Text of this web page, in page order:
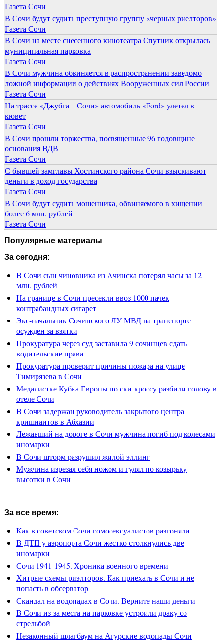
Газета Сочи
В Сочи будут судить преступную группу «черных риелторов»
Газета Сочи
В Сочи на месте снесенного кинотеатра Спутник открылась
муниципальная парковка
Газета Сочи
В Сочи мужчина обвиняется в распространении заведомо
ложной информации о действиях Вооруженных сил России
Газета Сочи
На трассе «Джубга – Сочи» автомобиль «Ford» улетел в
кювет
Газета Сочи
В Сочи прошли торжества, посвященные 96 годовщине
основания ВДВ
Газета Сочи
С бывшей замглавы Хостинского района Сочи взыскивают
деньги в доход государства
Газета Сочи
В Сочи будут судить мошенника, обвиняемого в хищении
более 6 млн. рублей
Газета Сочи
Популярные материалы
За сегодня:
В Сочи сын чиновника из Ачинска потерял часы за 12
млн. рублей
На границе в Сочи пресекли ввоз 1000 пачек
контрабандных сигарет
Экс-начальник Сочинского ЛУ МВД на транспорте
осужден за взятки
Прокуратура через суд заставила 9 сочинцев сдать
водительские права
Прокуратура проверит причины пожара на улице
Тимирязева в Сочи
Медалистке Кубка Европы по ски-кроссу разбили голову в
отеле Сочи
В Сочи задержан руководитель закрытого центра
кришнаитов в Абхазии
Лежавший на дороге в Сочи мужчина погиб под колесами
иномарки
В Сочи шторм разрушил жилой эллинг
Мужчина изрезал себя ножом и гулял по козырьку
высотки в Сочи
За все время:
Как в советском Сочи гомосексуалистов разгоняли
В ДТП у аэропорта Сочи жестко столкнулись две
иномарки
Сочи 1941-1945. Хроника военного времени
Хитрые схемы риэлторов. Как приехать в Сочи и не
попасть в обсерватор
Скандал на водопадах в Сочи. Верните наши деньги
В Сочи из-за места на парковке устроили драку со
стрельбой
Незаконный шлагбаум на Агурские водопады Сочи